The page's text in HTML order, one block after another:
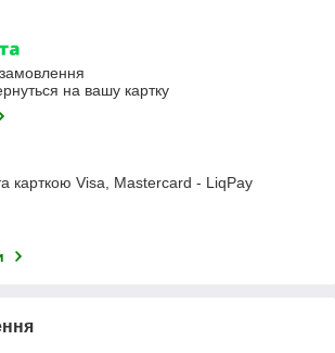
на вашу картку
карткою Visa, Mastercard - LiqPay